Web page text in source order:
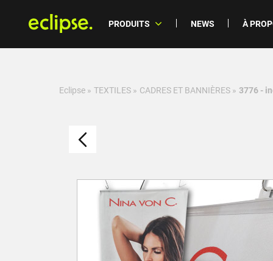
PRODUITS NEWS À
Eclipse » TEXTILES » CADRES ET BANNIÈRES » 3776 -